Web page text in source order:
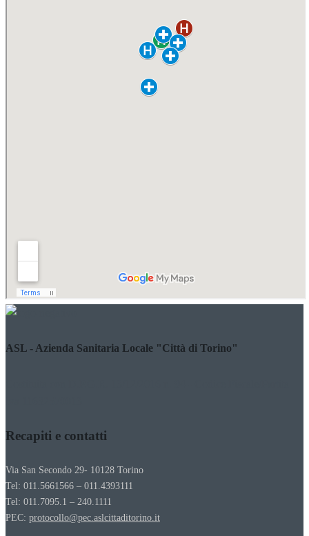
ASL - Azienda Sanitaria Locale "Città di Torino"
Recapiti e contatti
Via San Secondo 29- 10128 Torino
Tel: 011.5661566 – 011.4393111
Tel: 011.7095.1 – 240.1111
PEC: protocollo@pec.aslcittaditorino.it